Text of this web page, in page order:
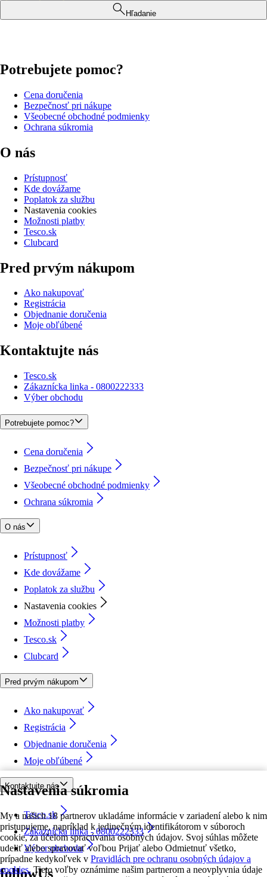
Nastavenia súkromia
My a našich 18 partnerov ukladáme informácie v zariadení alebo k nim
pristupujeme, napríklad k jedinečným identifikátorom v súboroch
cookie, za účelom spracúvania osobných údajov. Svoj súhlas môžete
udeliť alebo spravovať voľbou Prijať alebo Odmietnuť všetko,
prípadne kedykoľvek v Pravidlách pre ochranu osobných údajov a
cookies. Tieto voľby oznámime našim partnerom a neovplyvnia údaje
Hľadanie
Potrebujete pomoc?
Cena doručenia
Bezpečnosť pri nákupe
Všeobecné obchodné podmienky
Ochrana súkromia
O nás
Prístupnosť
Kde dovážame
Poplatok za službu
Nastavenia cookies
Možnosti platby
Tesco.sk
Clubcard
Pred prvým nákupom
Ako nakupovať
Registrácia
Objednanie doručenia
Moje obľúbené
Kontaktujte nás
Tesco.sk
Zákaznícka linka - 0800222333
Výber obchodu
Potrebujete pomoc?
Cena doručenia
Bezpečnosť pri nákupe
Všeobecné obchodné podmienky
Ochrana súkromia
O nás
Prístupnosť
Kde dovážame
Poplatok za službu
Nastavenia cookies
Možnosti platby
Tesco.sk
Clubcard
Pred prvým nákupom
Ako nakupovať
Registrácia
Objednanie doručenia
Moje obľúbené
Kontaktujte nás
Tesco.sk
Zákaznícka linka - 0800222333
Výber obchodu
followUs